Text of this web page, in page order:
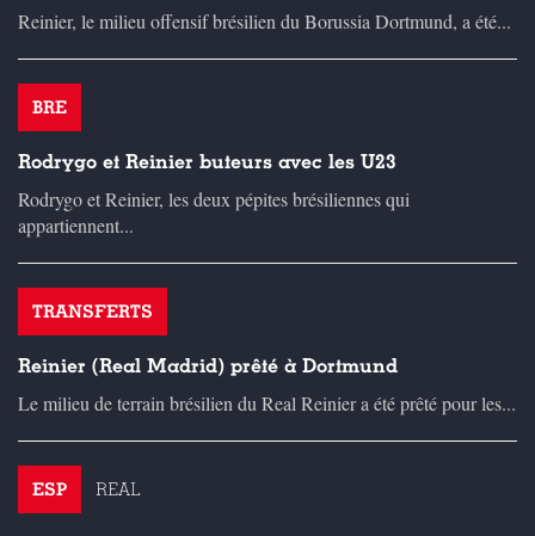
Reinier, le milieu offensif brésilien du Borussia Dortmund, a été...
BRE
Rodrygo et Reinier buteurs avec les U23
Rodrygo et Reinier, les deux pépites brésiliennes qui
appartiennent...
TRANSFERTS
Reinier (Real Madrid) prêté à Dortmund
Le milieu de terrain brésilien du Real Reinier a été prêté pour les...
ESP REAL